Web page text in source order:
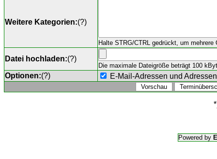
Weitere Kategorien:(?)
Halte STRG/CTRL gedrückt, um mehrere
Datei hochladen:(?)
Die maximale Dateigröße beträgt 100
Optionen:(?) E-Mail-Adressen und
Powered by